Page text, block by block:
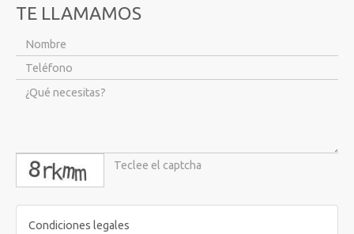
TE LLAMAMOS
captcha
Condiciones legales